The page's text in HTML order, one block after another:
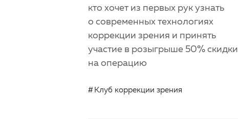
кто хочет из первых рук узнать
о современных технологиях
коррекции зрения и принять
участие в розыгрыше 50% скидки
на операцию
Клуб коррекции зрения